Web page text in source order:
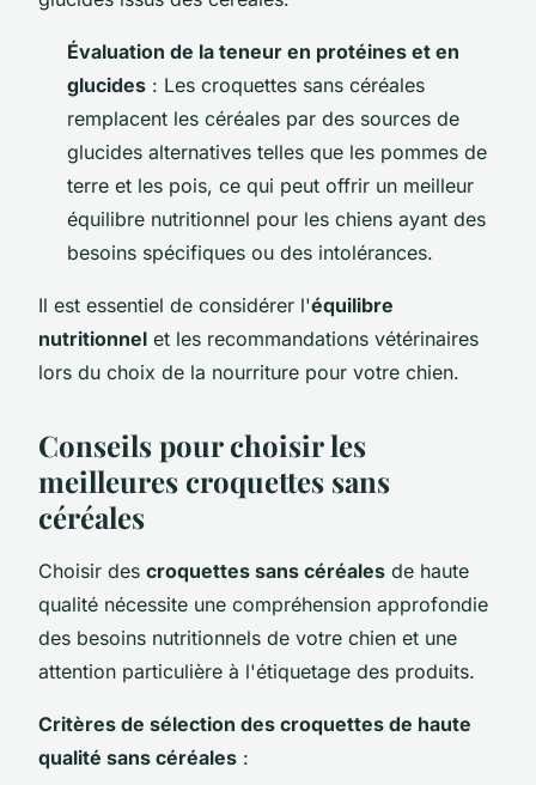
Évaluation de la teneur en protéines et en
glucides : Les croquettes sans céréales
remplacent les céréales par des sources de
glucides alternatives telles que les pommes de
terre et les pois, ce qui peut offrir un meilleur
équilibre nutritionnel pour les chiens ayant des
besoins spécifiques ou des intolérances.
Il est essentiel de considérer l'équilibre
nutritionnel et les recommandations vétérinaires
lors du choix de la nourriture pour votre chien.
Conseils pour choisir les
meilleures croquettes sans
céréales
Choisir des croquettes sans céréales de haute
qualité nécessite une compréhension approfondie
des besoins nutritionnels de votre chien et une
attention particulière à l'étiquetage des produits.
Critères de sélection des croquettes de haute
qualité sans céréales :